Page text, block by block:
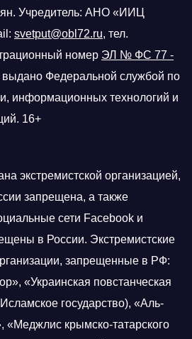
Учредитель: АНО «ИИЦ
svetput@obl72.ru, тел.
номер ЭЛ № ФС 77 -
выдано Федеральной службой по
информационных технологий и
16+
экстремистской организацией,
запрещена, а также
сети Facebook и
в России. Экстремистские
запрещенные в РФ:
«Украинская повстанческая
государство), «Аль-
крымско-татарского